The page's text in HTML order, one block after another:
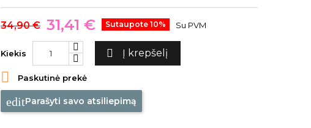
34,90 € 31,41 € Sutaupote 10% Su PVM
Kiekis  Į krepšelį
 Paskutinė prekė
editParašyti savo atsiliepimą